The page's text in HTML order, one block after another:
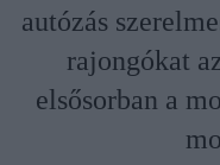
autózás
rajongókat
elsősorban a